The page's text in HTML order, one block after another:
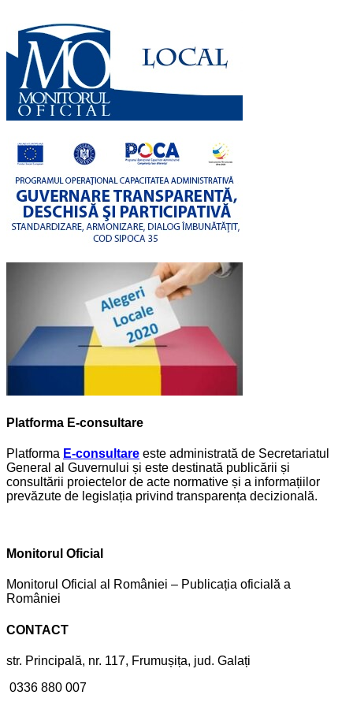
Platforma E-consultare
Platforma E-consultare este administrată de Secretariatul
General al Guvernului și este destinată publicării și
consultării proiectelor de acte normative și a informațiilor
prevăzute de legislația privind transparența decizională.
Monitorul Oficial
Monitorul Oficial al României – Publicația oficială a
României
CONTACT
str. Principală, nr. 117, Frumușița, jud. Galați
0336 880 007